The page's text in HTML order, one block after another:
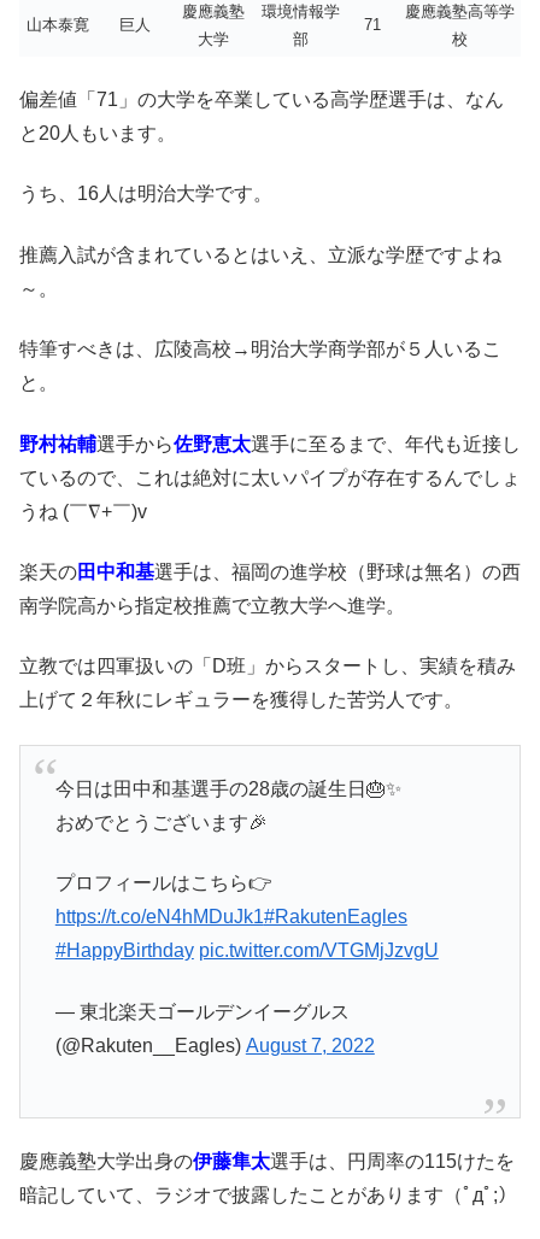
山本泰寛 巨人
慶應義塾
大学
環境情報学
部
71
慶應義塾高等学
校
偏差値「71」の大学を卒業している高学歴選手は、なん
と20人もいます。
うち、16人は明治大学です。
推薦入試が含まれているとはいえ、立派な学歴ですよね
～。
特筆すべきは、広陵高校→明治大学商学部が５人いるこ
と。
野村祐輔選手から佐野恵太選手に至るまで、年代も近接し
ているので、これは絶対に太いパイプが存在するんでしょ
うね (￣∇+￣)v
楽天の田中和基選手は、福岡の進学校（野球は無名）の西
南学院高から指定校推薦で立教大学へ進学。
立教では四軍扱いの「D班」からスタートし、実績を積み
上げて２年秋にレギュラーを獲得した苦労人です。
今日は田中和基選手の28歳の誕生日🎂✨
おめでとうございます🎉
プロフィールはこちら👉
https://t.co/eN4hMDuJk1#RakutenEagles
#HappyBirthday pic.twitter.com/VTGMjJzvgU
— 東北楽天ゴールデンイーグルス
(@Rakuten__Eagles) August 7, 2022
慶應義塾大学出身の伊藤隼太選手は、円周率の115けたを
暗記していて、ラジオで披露したことがあります（ﾟдﾟ;）